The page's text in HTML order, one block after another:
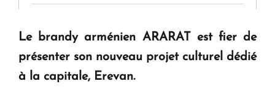
question d'un référendum ne se pose pas. "
KASA : 30 ans d'audace, de résilience et d'avenir
Le brandy arménien ARARAT est fier de
présenter son nouveau projet culturel dédié
à la capitale, Erevan.